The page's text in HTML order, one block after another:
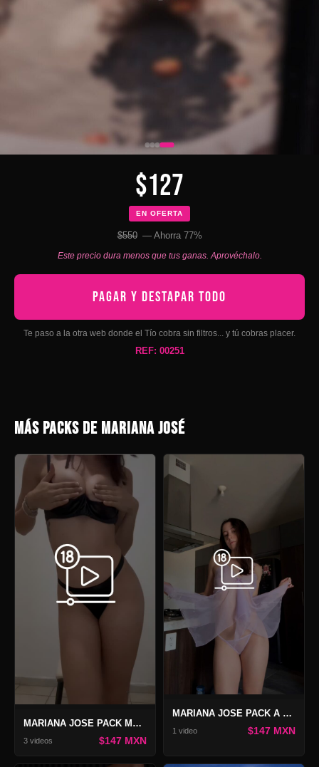
$127
EN OFERTA
$550 — Ahorra 77%
Este precio dura menos que tus ganas. Aprovéchalo.
PAGAR Y DESTAPAR TODO
Te paso a la otra web donde el Tío cobra sin filtros... y tú cobras placer.
REF: 00251
MÁS PACKS DE MARIANA JOSÉ
MARIANA JOSE PACK MAARR
3 videos $147 MXN
MARIANA JOSE PACK A TRAVÉS DEL LILA
1 video $147 MXN